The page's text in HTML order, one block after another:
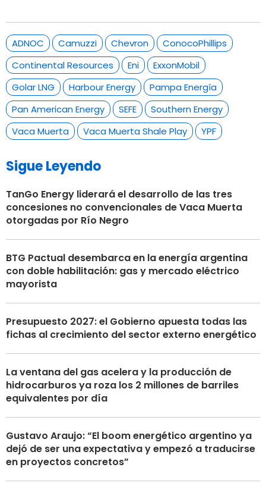
ADNOC Camuzzi Chevron
ConocoPhillips
Continental Resources
Eni
ExxonMobil
Golar LNG
Harbour Energy
Pampa Energía
Pan American Energy
SEFE
Southern Energy
Vaca Muerta
Vaca Muerta Shale Play YPF
Sigue Leyendo
TanGo Energy liderará el desarrollo de las tres
concesiones no convencionales de Vaca Muerta
otorgadas por Río Negro
BTG Pactual desembarca en la energía argentina
con doble habilitación: gas y mercado eléctrico
mayorista
Presupuesto 2027: el Gobierno apuesta todas las
fichas al crecimiento del sector externo energético
La ventana del gas acelera y la producción de
hidrocarburos ya roza los 2 millones de barriles
equivalentes por día
Gustavo Araujo: “El boom energético argentino ya
dejó de ser una expectativa y empezó a traducirse
en proyectos concretos”